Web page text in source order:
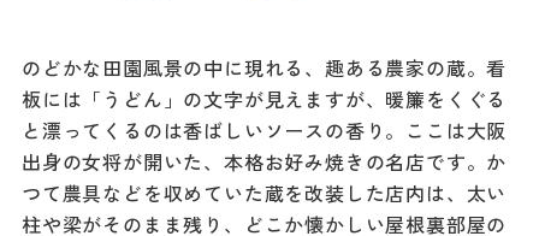
のどかな田園風景の中に現れる、趣ある農家の蔵。看
板には「うどん」の文字が見えますが、暖簾をくぐる
と漂ってくるのは香ばしいソースの香り。ここは大阪
出身の女将が開いた、本格お好み焼きの名店です。か
つて農具などを収めていた蔵を改装した店内は、太い
柱や梁がそのまま残り、どこか懐かしい屋根裏部屋の